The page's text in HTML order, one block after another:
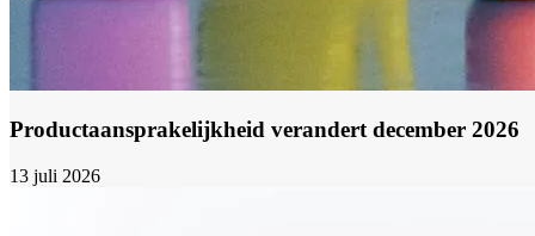
Productaansprakelijkheid verandert december 2026
13 juli 2026